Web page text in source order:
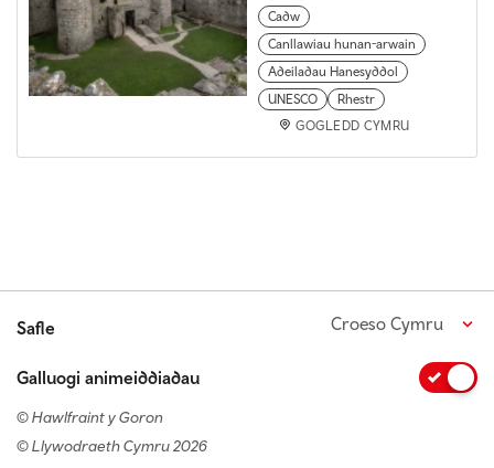
Cadw
Canllawiau hunan-arwain
Adeiladau Hanesyddol
UNESCO
Rhestr
GOGLEDD CYMRU
Safle Croeso Cymru
Galluogi animeiddiadau
© Hawlfraint y Goron
© Llywodraeth Cymru 2026